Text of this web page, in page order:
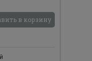
в корзину